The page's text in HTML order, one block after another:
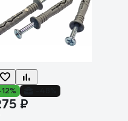
₽